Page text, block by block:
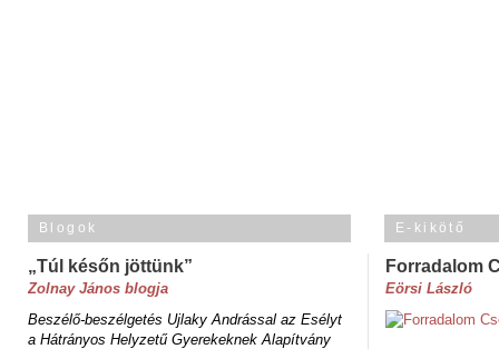
Blogok
„Túl későn jöttünk”
Zolnay János blogja
Beszélő-beszélgetés Ujlaky Andrással az Esélyt
a Hátrányos Helyzetű Gyerekeknek Alapítvány
E-kikötő
Forradalom
Eörsi László